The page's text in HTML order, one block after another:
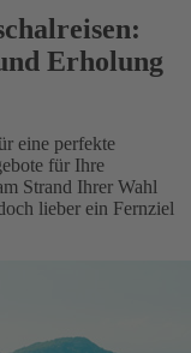
Erholung
eine perfekte
für Ihre
Strand Ihrer Wahl
lieber ein Fernziel